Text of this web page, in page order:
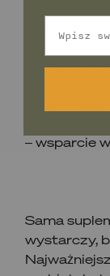
–
– wsparcie
Sama
wystarczy,